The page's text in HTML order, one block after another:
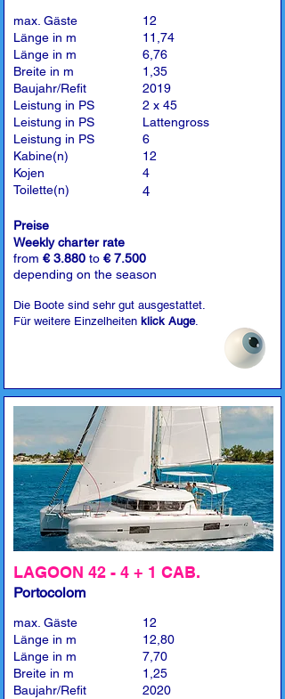
max. Gäste
Länge in m
Länge in m
Breite in m
Baujahr/Refit
Leistung in PS
Leistung in PS
Leistung in PS
Kabine(n)
Kojen
Toilette(n)
12
11,74
6,76
1,35
2019
2 x 45
Lattengross
6
12
4
4
Preise
Weekly charter rate
from € 3.880 to € 7.500
depending on the season
Die Boote sind sehr gut ausgestattet.
Für weitere Einzelheiten klick Auge.
LAGOON 42 - 4 + 1 CAB.
Portocolom
max. Gäste
Länge in m
Länge in m
Breite in m
Baujahr/Refit
12
12,80
7,70
1,25
2020